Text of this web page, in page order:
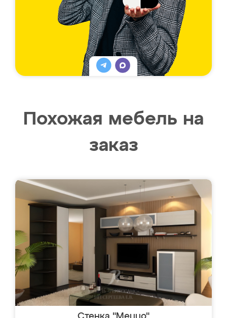
Похожая мебель на
заказ